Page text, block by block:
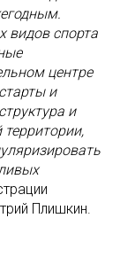
видов спорта
центре
и
и
Плишкин.